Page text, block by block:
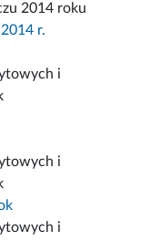
2014 roku
r.
i
i
i